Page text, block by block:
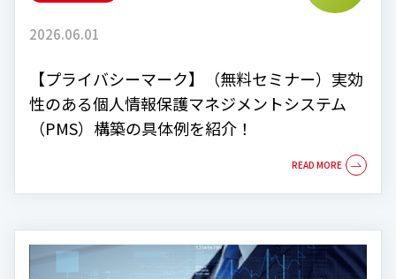
2026.06.01
【プライバシーマーク】（無料セミナー）実効
性のある個人情報保護マネジメントシステム
（PMS）構築の具体例を紹介！